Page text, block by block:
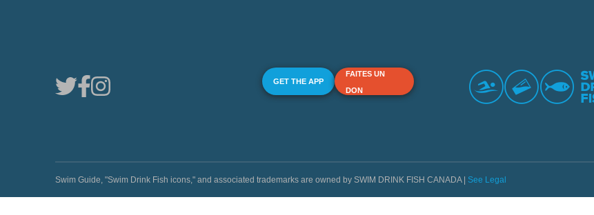
GET THE APP
FAITES UN
DON
Swim Guide, "Swim Drink Fish icons," and associated trademarks are owned by SWIM DRINK FISH CANADA | See Legal